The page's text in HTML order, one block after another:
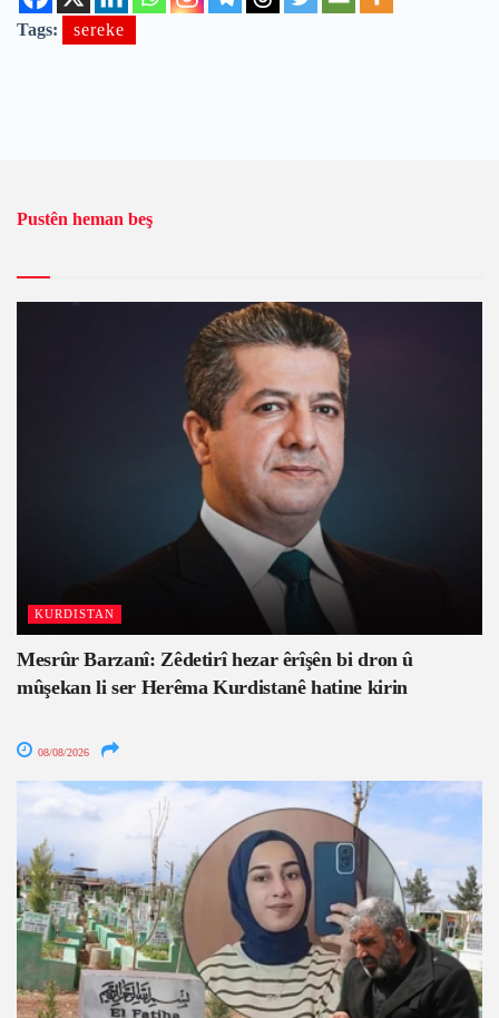
Tags: sereke
Pustên heman beş
KURDISTAN
Mesrûr Barzanî: Zêdetirî hezar êrîşên bi dron û
mûşekan li ser Herêma Kurdistanê hatine kirin
08/08/2026